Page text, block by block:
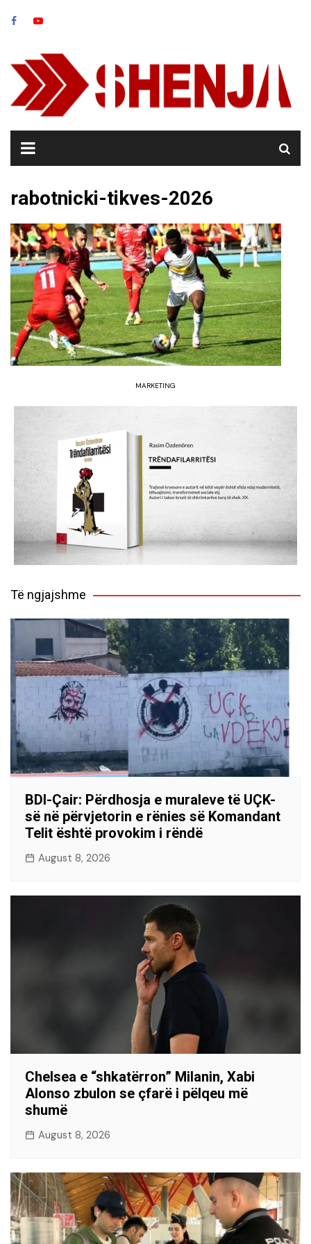
rabotnicki-tikves-2026
MARKETING
Të ngjajshme
BDI-Çair: Përdhosja e muraleve të UÇK-
së në përvjetorin e rënies së Komandant
Telit është provokim i rëndë
August 8, 2026
Chelsea e “shkatërron” Milanin, Xabi
Alonso zbulon se çfarë i pëlqeu më
shumë
August 8, 2026